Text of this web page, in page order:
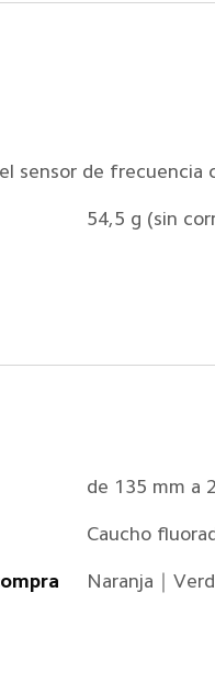
sensor de frecuencia
54,5 g (sin
de 135 mm a
Caucho
Naranja｜